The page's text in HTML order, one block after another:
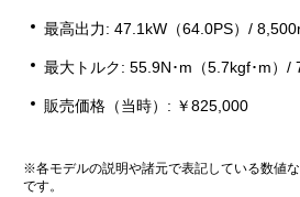
最高出力: 47.1kW（64.0PS）/
最大トルク: 55.9N･m（5.7kgf･m）/
販売価格（当時）: ￥825,000
※各モデルの説明や諸元で表記している数値
です。